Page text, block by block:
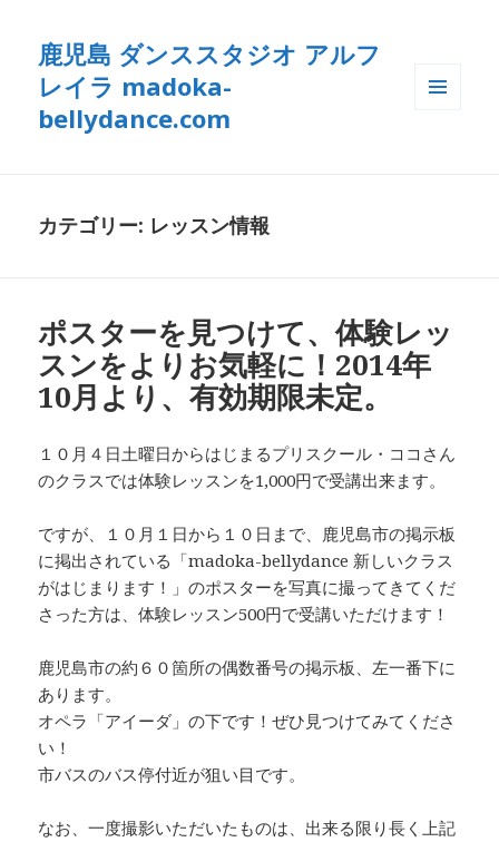
鹿児島 ダンススタジオ アルフ
レイラ madoka-
bellydance.com
カテゴリー: レッスン情報
ポスターを見つけて、体験レッ
スンをよりお気軽に！2014年
10月より、有効期限未定。
１０月４日土曜日からはじまるプリスクール・ココさん
のクラスでは体験レッスンを1,000円で受講出来ます。
ですが、１０月１日から１０日まで、鹿児島市の掲示板
に掲出されている「madoka-bellydance 新しいクラス
がはじまります！」のポスターを写真に撮ってきてくだ
さった方は、体験レッスン500円で受講いただけます！
鹿児島市の約６０箇所の偶数番号の掲示板、左一番下に
あります。
オペラ「アイーダ」の下です！ぜひ見つけてみてくださ
い！
市バスのバス停付近が狙い目です。
なお、一度撮影いただいたものは、出来る限り長く上記